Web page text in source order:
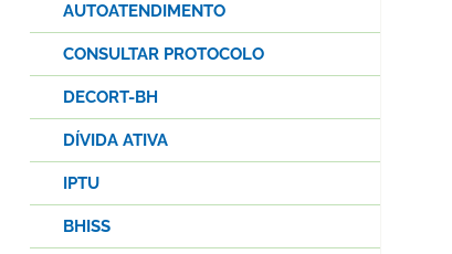
AUTOATENDIMENTO
CONSULTAR PROTOCOLO
DECORT-BH
DÍVIDA ATIVA
IPTU
BHISS